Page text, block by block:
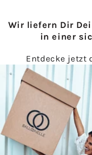
Wir liefern Dir
in einer
Entdecke jetzt